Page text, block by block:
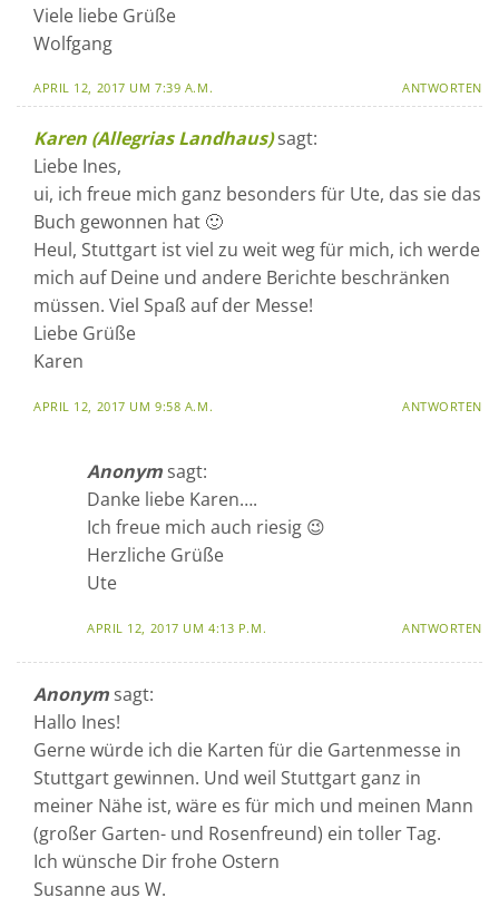
Viele liebe Grüße
Wolfgang
APRIL 12, 2017 UM 7:39 A.M. ANTWORTEN
Karen (Allegrias Landhaus) sagt:
Liebe Ines,
ui, ich freue mich ganz besonders für Ute, das sie das
Buch gewonnen hat 🙂
Heul, Stuttgart ist viel zu weit weg für mich, ich werde
mich auf Deine und andere Berichte beschränken
müssen. Viel Spaß auf der Messe!
Liebe Grüße
Karen
APRIL 12, 2017 UM 9:58 A.M. ANTWORTEN
Anonym sagt:
Danke liebe Karen….
Ich freue mich auch riesig 😉
Herzliche Grüße
Ute
APRIL 12, 2017 UM 4:13 P.M. ANTWORTEN
Anonym sagt:
Hallo Ines!
Gerne würde ich die Karten für die Gartenmesse in
Stuttgart gewinnen. Und weil Stuttgart ganz in
meiner Nähe ist, wäre es für mich und meinen Mann
(großer Garten- und Rosenfreund) ein toller Tag.
Ich wünsche Dir frohe Ostern
Susanne aus W.